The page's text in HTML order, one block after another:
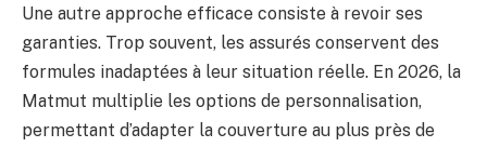
Une autre approche efficace consiste à revoir ses
garanties. Trop souvent, les assurés conservent des
formules inadaptées à leur situation réelle. En 2026, la
Matmut multiplie les options de personnalisation,
permettant d’adapter la couverture au plus près de